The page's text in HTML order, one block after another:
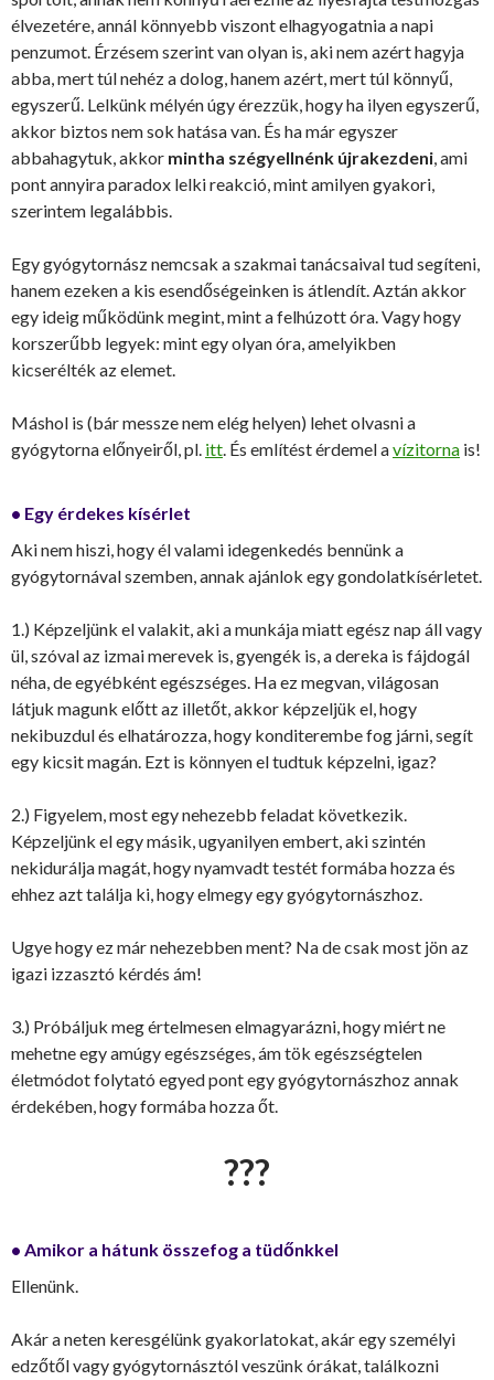
élvezetére, annál könnyebb viszont elhagyogatnia a napi
penzumot. Érzésem szerint van olyan is, aki nem azért hagyja
abba, mert túl nehéz a dolog, hanem azért, mert túl könnyű,
egyszerű. Lelkünk mélyén úgy érezzük, hogy ha ilyen egyszerű,
akkor biztos nem sok hatása van. És ha már egyszer
abbahagytuk, akkor mintha szégyellnénk újrakezdeni, ami
pont annyira paradox lelki reakció, mint amilyen gyakori,
szerintem legalábbis.
Egy gyógytornász nemcsak a szakmai tanácsaival tud segíteni,
hanem ezeken a kis esendőségeinken is átlendít. Aztán akkor
egy ideig működünk megint, mint a felhúzott óra. Vagy hogy
korszerűbb legyek: mint egy olyan óra, amelyikben
kicserélték az elemet.
Máshol is (bár messze nem elég helyen) lehet olvasni a
gyógytorna előnyeiről, pl. itt. És említést érdemel avízitorna is!
• Egy érdekes kísérlet
Aki nem hiszi, hogy él valami idegenkedés bennünk a
gyógytornával szemben, annak ajánlok egy gondolatkísérletet.
1.) Képzeljünk el valakit, aki a munkája miatt egész nap áll vagy
ül, szóval az izmai merevek is, gyengék is, a dereka is fájdogál
néha, de egyébként egészséges. Ha ez megvan, világosan
látjuk magunk előtt az illetőt, akkor képzeljük el, hogy
nekibuzdul és elhatározza, hogy konditerembe fog járni, segít
egy kicsit magán. Ezt is könnyen el tudtuk képzelni, igaz?
2.) Figyelem, most egy nehezebb feladat következik.
Képzeljünk el egy másik, ugyanilyen embert, aki szintén
nekidurálja magát, hogy nyamvadt testét formába hozza és
ehhez azt találja ki, hogy elmegy egy gyógytornászhoz.
Ugye hogy ez már nehezebben ment? Na de csak most jön az
igazi izzasztó kérdés ám!
3.) Próbáljuk meg értelmesen elmagyarázni, hogy miért ne
mehetne egy amúgy egészséges, ám tök egészségtelen
életmódot folytató egyed pont egy gyógytornászhoz annak
érdekében, hogy formába hozza őt.
???
• Amikor a hátunk összefog a tüdőnkkel
Ellenünk.
Akár a neten keresgélünk gyakorlatokat, akár egy személyi
edzőtől vagy gyógytornásztól veszünk órákat, találkozni